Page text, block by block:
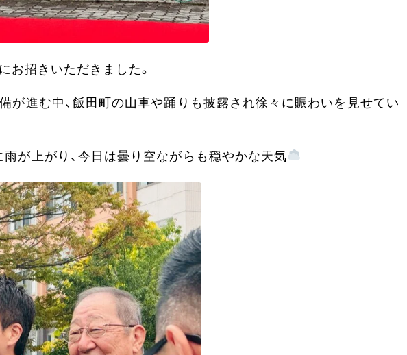
お招きいただきました。
が進む中、飯田町の山車や踊りも披露され徐々に賑わいを見せてい
が上がり、今日は曇り空ながらも穏やかな天気